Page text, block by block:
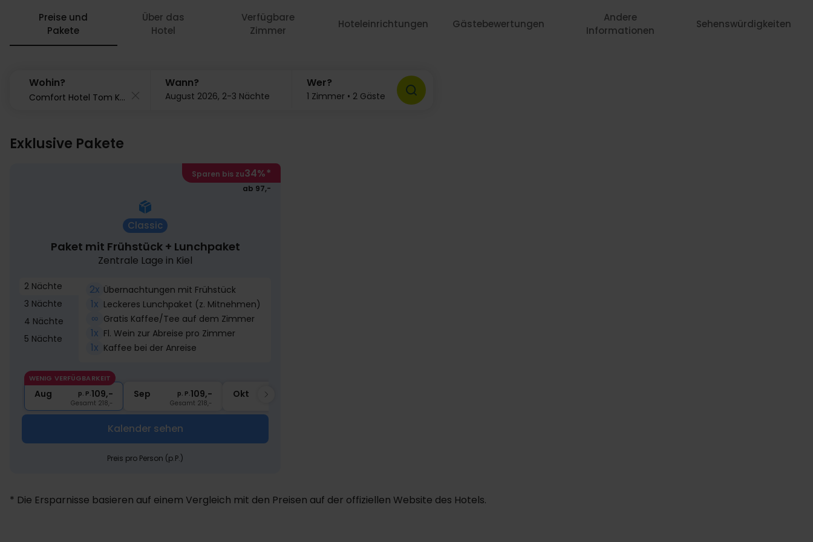
Preise und
Pakete
Über das
Hotel
Verfügbare
Zimmer
Hoteleinrichtungen Gästebewertungen
Andere
Informationen
Sehenswürdigkeiten
Wohin? Wann?
August 2026, 2-3 Nächte
Wer?
1 Zimmer • 2 Gäste
Exklusive Pakete
Sparen bis zu34%*
ab 97,-
Classic
Paket mit Frühstück + Lunchpaket
Zentrale Lage in Kiel
2 Nächte
3 Nächte
4 Nächte
5 Nächte
2x Übernachtungen mit Frühstück
1x Leckeres Lunchpaket (z. Mitnehmen)
∞ Gratis Kaffee/Tee auf dem Zimmer
1x Fl. Wein zur Abreise pro Zimmer
1x Kaffee bei der Anreise
WENIG VERFÜGBARKEIT
Aug p. P.109,-
Gesamt 218,-
Sep p. P.109,-
Gesamt 218,-
Okt
Kalender sehen
Preis pro Person (p.P.)
* Die Ersparnisse basieren auf einem Vergleich mit den Preisen auf der offiziellen Website des Hotels.